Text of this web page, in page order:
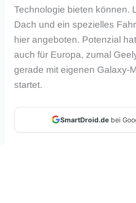
Technologie bieten können.
Dach und ein spezielles
hier angeboten. Potenzial
auch für Europa, zumal
gerade mit eigenen Galaxy-
startet.
SmartDroid.debei